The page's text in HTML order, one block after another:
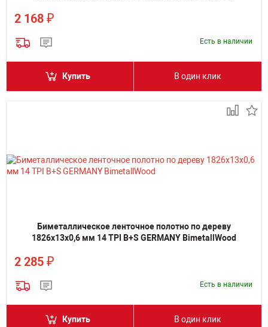
2 168 ₽
Есть в наличии
Купить В один клик
Биметаллическое ленточное полотно по дереву
1826х13х0,6 мм 14 TPI B+S GERMANY BimetallWood
2 285 ₽
Есть в наличии
Купить В один клик